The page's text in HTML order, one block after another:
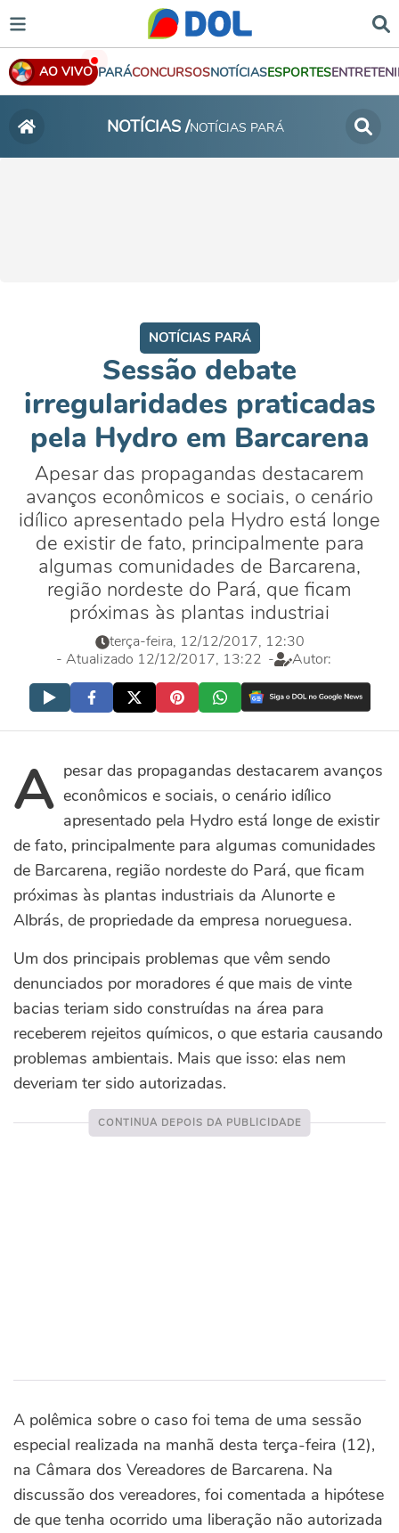
AO VIVO PARÁCONCURSOSNOTÍCIASESPORTES
NOTÍCIAS /NOTÍCIAS PARÁ
NOTÍCIAS PARÁ
Sessão debate
irregularidades praticadas
pela Hydro em Barcarena
Apesar das propagandas destacarem
avanços econômicos e sociais, o cenário
idílico apresentado pela Hydro está longe
de existir de fato, principalmente para
algumas comunidades de Barcarena,
região nordeste do Pará, que ficam
próximas às plantas industriai
terça-feira, 12/12/2017, 12:30
- Atualizado 12/12/2017, 13:22 - Autor:
Apesar das propagandas destacarem avanços
econômicos e sociais, o cenário idílico
apresentado pela Hydro está longe de existir
de fato, principalmente para algumas comunidades
de Barcarena, região nordeste do Pará, que ficam
próximas às plantas industriais da Alunorte e
Albrás, de propriedade da empresa norueguesa.
Um dos principais problemas que vêm sendo
denunciados por moradores é que mais de vinte
bacias teriam sido construídas na área para
receberem rejeitos químicos, o que estaria causando
problemas ambientais. Mais que isso: elas nem
deveriam ter sido autorizadas.
A polêmica sobre o caso foi tema de uma sessão
especial realizada na manhã desta terça-feira (12),
na Câmara dos Vereadores de Barcarena. Na
discussão dos vereadores, foi comentada a hipótese
de que tenha ocorrido uma liberação não autorizada